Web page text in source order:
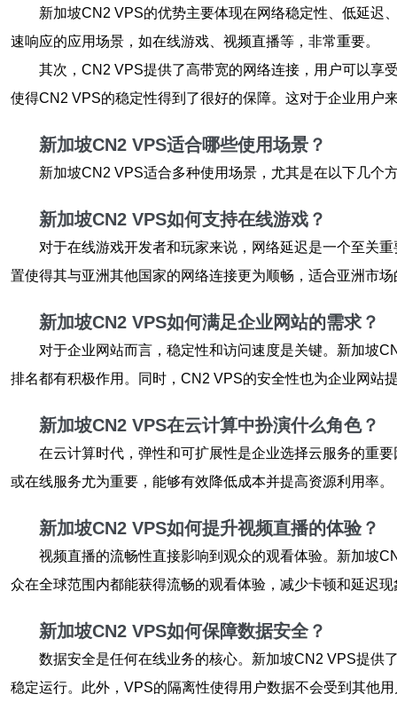
新加坡CN2 VPS的优势主要体现在网络稳定性、低延迟
速响应的应用场景，如在线游戏、视频直播等，非常重要。
其次，CN2 VPS提供了高带宽的网络连接，用户可以享
使得CN2 VPS的稳定性得到了很好的保障。这对于企业用户
新加坡CN2 VPS适合哪些使用场景？
新加坡CN2 VPS适合多种使用场景，尤其是在以下几个
新加坡CN2 VPS如何支持在线游戏？
对于在线游戏开发者和玩家来说，网络延迟是一个至关
置使得其与亚洲其他国家的网络连接更为顺畅，适合亚洲市
新加坡CN2 VPS如何满足企业网站的需求？
对于企业网站而言，稳定性和访问速度是关键。新加坡
排名都有积极作用。同时，CN2 VPS的安全性也为企业网站
新加坡CN2 VPS在云计算中扮演什么角色？
在云计算时代，弹性和可扩展性是企业选择云服务的重
或在线服务尤为重要，能够有效降低成本并提高资源利用率。
新加坡CN2 VPS如何提升视频直播的体验？
视频直播的流畅性直接影响到观众的观看体验。新加坡
众在全球范围内都能获得流畅的观看体验，减少卡顿和延迟现
新加坡CN2 VPS如何保障数据安全？
数据安全是任何在线业务的核心。新加坡CN2 VPS提供
稳定运行。此外，VPS的隔离性使得用户数据不会受到其他